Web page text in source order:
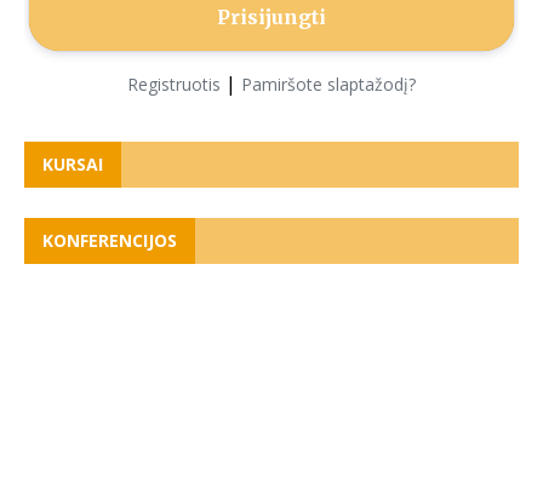
Registruotis | Pamiršote slaptažodį?
KURSAI
KONFERENCIJOS